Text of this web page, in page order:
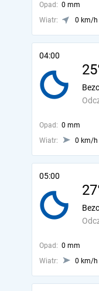
Opad: 0 mm
Wiatr:
0 km/h
04:00
Opad: 0 mm
Wiatr:
0 km/h
05:00
Opad: 0 mm
Wiatr:
0 km/h